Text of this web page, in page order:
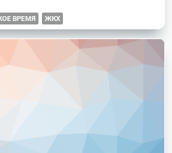
ВРЕМЯ ЖКХ